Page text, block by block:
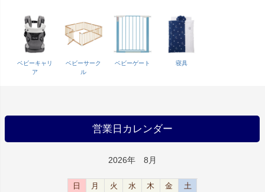
ベビーキャリ
ア
ベビーサーク
ル
ベビーゲート 寝具
営業日カレンダー
2026年 8月
日 月 火 水 木 金
土